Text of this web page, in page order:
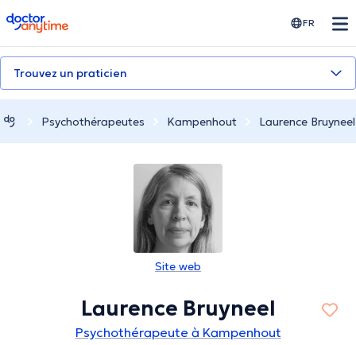
doctoranytime FR
Trouvez un praticien
Psychothérapeutes Kampenhout Laurence Bruyneel
Site web
Laurence Bruyneel
Psychothérapeute à Kampenhout